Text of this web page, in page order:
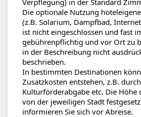
Die optionale Nutzung
(z.B. Solarium, Dampfbad,
ist nicht eingeschlossen und fast
gebührenpflichtig und vor Ort zu
in der Beschreibung nicht
beschrieben.
In bestimmten Destinationen
Zusatzkosten entstehen, z.B.
Kulturförderabgabe etc. Die Höhe
von der jeweiligen Stadt
informieren Sie sich vor Abreise.